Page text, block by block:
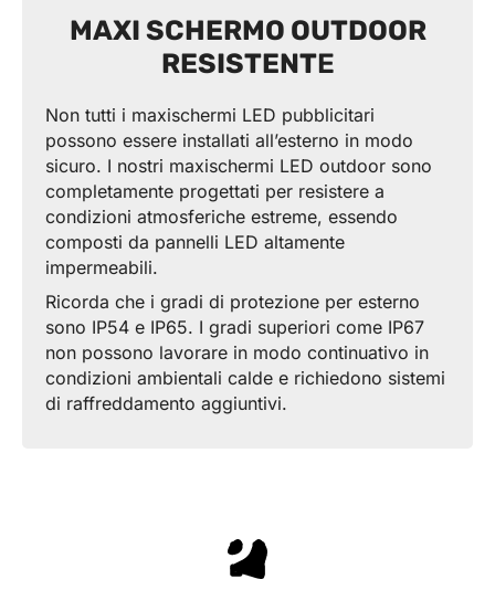
MAXI SCHERMO OUTDOOR
RESISTENTE
Non tutti i maxischermi LED pubblicitari
possono essere installati all’esterno in modo
sicuro. I nostri maxischermi LED outdoor sono
completamente progettati per resistere a
condizioni atmosferiche estreme, essendo
composti da pannelli LED altamente
impermeabili.
Ricorda che i gradi di protezione per esterno
sono IP54 e IP65. I gradi superiori come IP67
non possono lavorare in modo continuativo in
condizioni ambientali calde e richiedono sistemi
di raffreddamento aggiuntivi.